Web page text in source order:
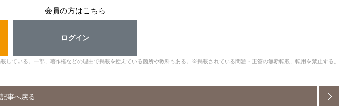
会員の方はこちら
ログイン
している。一部、著作権などの理由で掲載を控えている箇所や教科もある。※掲載されている問題・正答の無断転載、転用を禁止する。
記事へ戻る